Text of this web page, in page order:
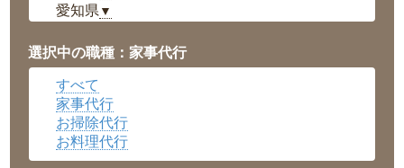
愛知県 ▼
岡山県▼
広島県▼
沖縄県
選択中の職種：家事代行
すべて
家事代行
お掃除代行
お料理代行